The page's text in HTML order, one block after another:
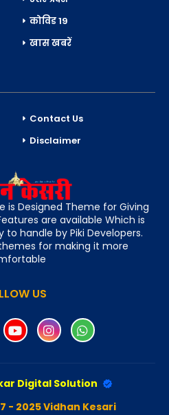
कोविड 19
खास खबरें
Contact Us
Disclaimer
is Designed Theme for Giving
are available Which is
to handle by Piki Developers.
for making it more
US
Digital Solution
- 2025 Vidhan Kesari